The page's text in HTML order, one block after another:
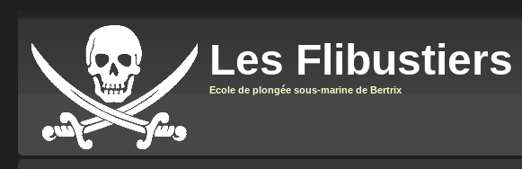
Les Flibustiers
Ecole de plongée sous-marine de Bertrix